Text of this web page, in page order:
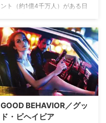
ント（約1億4千万人）がある日
それから3年が経った世界が舞
台。アメリカ東部の町で奇妙な現
象が続けて起きている中、残され
た人々の苦悩や葛藤を描く。
GOOD BEHAVIOR／グッ
ド・ビヘイビア